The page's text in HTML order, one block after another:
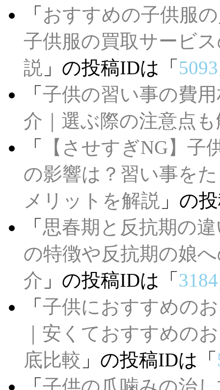
「 おすすめの子供服
子供服の買取サービ
説 」の投稿IDは「 5093
「 子供の習い事の費
介｜選ぶ際の注意点
「
【させすぎNG】
の影響は？習い事を
メリットを解説 」の
「 思春期と反抗期の
の特徴や反抗期の娘
介 」の投稿IDは「 3184
「 子供におすすめの
｜安くておすすめの
底比較 」の投稿IDは「